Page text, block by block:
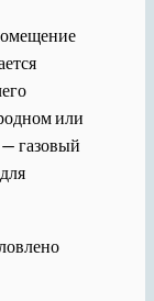
или
газовый